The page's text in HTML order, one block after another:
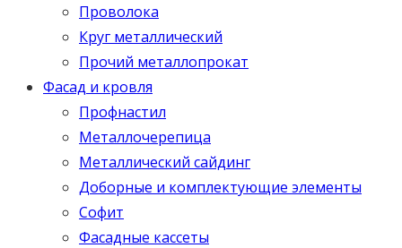
Проволока
Круг металлический
Прочий металлопрокат
Фасад и кровля
Профнастил
Металлочерепица
Металлический сайдинг
Доборные и комплектующие элементы
Софит
Фасадные кассеты